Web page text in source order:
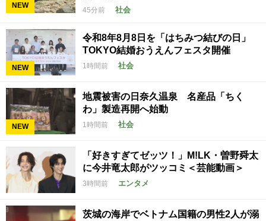
NEW
45分前 社会
NEW
令和8年8月8日を「はちみつ結びの日」
TOKYO結婚おうえんフェスタ開催
1時間前 社会
NEW
地震被害の日奈久温泉 名産品「ちく
わ」製造再開へ始動
1時間前 社会
「好きすぎてゼッツ！」M!LK・曽野舜太
に今井竜太郎がツッコミ＜芸能動画＞
3時間前 エンタメ
茨城の海岸でベトナム国籍の男性2人が溺